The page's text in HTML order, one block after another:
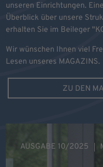
unseren Einrichtungen.
Überblick über unsere
erhalten Sie im Beileger
Wir wünschen Ihnen viel
Lesen unseres MAGAZINS.
ZU DEN
AUSGABE 10/2025